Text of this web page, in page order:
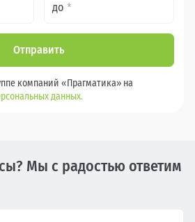
до
Отправить
компаний «Прагматика» на
данных.
Мы с радостью ответим